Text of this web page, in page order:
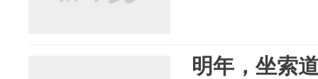
明年，坐索